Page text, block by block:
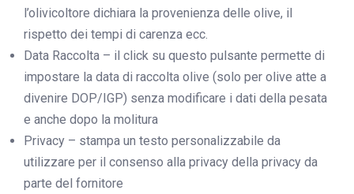
l’olivicoltore dichiara la provenienza delle olive, il
rispetto dei tempi di carenza ecc.
Data Raccolta – il click su questo pulsante permette di
impostare la data di raccolta olive (solo per olive atte a
divenire DOP/IGP) senza modificare i dati della pesata
e anche dopo la molitura
Privacy – stampa un testo personalizzabile da
utilizzare per il consenso alla privacy della privacy da
parte del fornitore